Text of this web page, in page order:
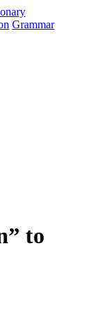
Grammar
to